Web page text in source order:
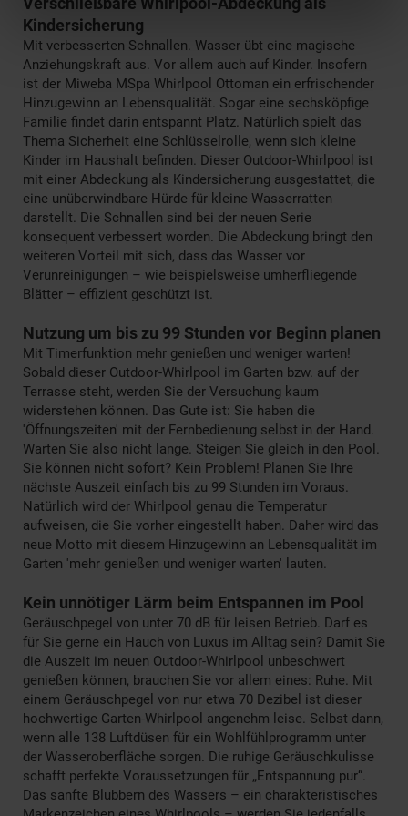
Kindersicherung
Mit verbesserten Schnallen. Wasser übt eine magische
Anziehungskraft aus. Vor allem auch auf Kinder. Insofern
ist der Miweba MSpa Whirlpool Ottoman ein erfrischender
Hinzugewinn an Lebensqualität. Sogar eine sechsköpfige
Familie findet darin entspannt Platz. Natürlich spielt das
Thema Sicherheit eine Schlüsselrolle, wenn sich kleine
Kinder im Haushalt befinden. Dieser Outdoor-Whirlpool ist
mit einer Abdeckung als Kindersicherung ausgestattet, die
eine unüberwindbare Hürde für kleine Wasserratten
darstellt. Die Schnallen sind bei der neuen Serie
konsequent verbessert worden. Die Abdeckung bringt den
weiteren Vorteil mit sich, dass das Wasser vor
Verunreinigungen – wie beispielsweise umherfliegende
Blätter – effizient geschützt ist.
Nutzung um bis zu 99 Stunden vor Beginn planen
Mit Timerfunktion mehr genießen und weniger warten!
Sobald dieser Outdoor-Whirlpool im Garten bzw. auf der
Terrasse steht, werden Sie der Versuchung kaum
widerstehen können. Das Gute ist: Sie haben die
'Öffnungszeiten' mit der Fernbedienung selbst in der Hand.
Warten Sie also nicht lange. Steigen Sie gleich in den Pool.
Sie können nicht sofort? Kein Problem! Planen Sie Ihre
nächste Auszeit einfach bis zu 99 Stunden im Voraus.
Natürlich wird der Whirlpool genau die Temperatur
aufweisen, die Sie vorher eingestellt haben. Daher wird das
neue Motto mit diesem Hinzugewinn an Lebensqualität im
Garten 'mehr genießen und weniger warten' lauten.
Kein unnötiger Lärm beim Entspannen im Pool
Geräuschpegel von unter 70 dB für leisen Betrieb. Darf es
für Sie gerne ein Hauch von Luxus im Alltag sein? Damit Sie
die Auszeit im neuen Outdoor-Whirlpool unbeschwert
genießen können, brauchen Sie vor allem eines: Ruhe. Mit
einem Geräuschpegel von nur etwa 70 Dezibel ist dieser
hochwertige Garten-Whirlpool angenehm leise. Selbst dann,
wenn alle 138 Luftdüsen für ein Wohlfühlprogramm unter
der Wasseroberfläche sorgen. Die ruhige Geräuschkulisse
schafft perfekte Voraussetzungen für „Entspannung pur“.
Das sanfte Blubbern des Wassers – ein charakteristisches